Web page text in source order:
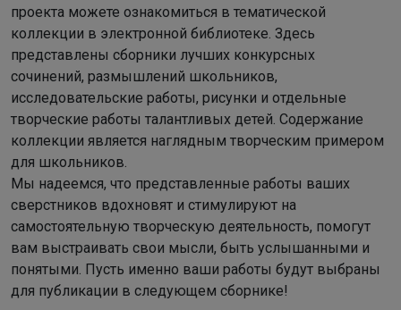
проекта можете ознакомиться в тематической
коллекции в электронной библиотеке. Здесь
представлены сборники лучших конкурсных
сочинений, размышлений школьников,
исследовательские работы, рисунки и отдельные
творческие работы талантливых детей. Содержание
коллекции является наглядным творческим примером
для школьников.
Мы надеемся, что представленные работы ваших
сверстников вдохновят и стимулируют на
самостоятельную творческую деятельность, помогут
вам выстраивать свои мысли, быть услышанными и
понятыми. Пусть именно ваши работы будут выбраны
для публикации в следующем сборнике!